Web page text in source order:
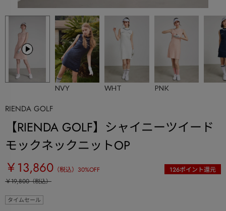
NVY WHT PNK
RIENDA GOLF
【RIENDA GOLF】シャイニーツイード
モックネックニットOP
￥13,860 （税込） 30%OFF 126ポイント還元
￥19,800（税込）
タイムセール